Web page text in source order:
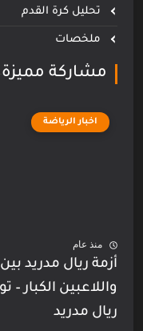
تحليل كرة القدم
ملخصات
مشاركة مميزة
اخبار الرياضة
منذ عام
أزمة ريال مدريد
واللاعبين الكبار
ريال مدريد